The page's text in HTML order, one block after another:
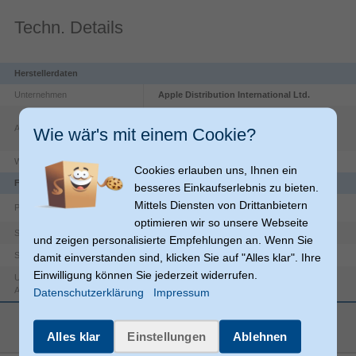
Techn. Details
Herstellerdaten
Unternehmen Apple Distribution International Ltd.
Adresse
T23 YK84 Cork
IE
Website
Funktionen
Produktfarbe Weiß
Steckverbinder 1 Geschlecht
Steckverbinder 2 Geschlecht Buchse
Unterstützte Grafik-
Auflösungen
Anschlüsse Lightning
mehr anzeigen
Wie wär's mit einem Cookie?
Cookies erlauben uns, Ihnen ein
besseres Einkaufserlebnis zu bieten.
Mittels Diensten von Drittanbietern
optimieren wir so unsere Webseite
und zeigen personalisierte Empfehlungen an. Wenn Sie
damit einverstanden sind, klicken Sie auf "Alles klar". Ihre
Einwilligung können Sie jederzeit widerrufen.
Datenschutzerklärung
Impressum
Alles klar Einstellungen Ablehnen